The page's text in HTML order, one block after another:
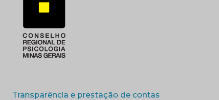
Transparência e prestação de contas